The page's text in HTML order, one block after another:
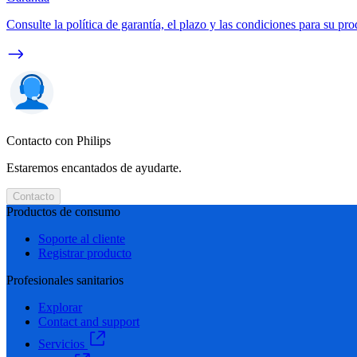
Consulte la política de garantía, el plazo y las condiciones para su
Contacto con Philips
Estaremos encantados de ayudarte.
Contacto
Productos de consumo
Soporte al cliente
Registrar producto
Profesionales sanitarios
Explorar
Contact and support
Servicios